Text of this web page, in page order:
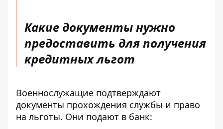
Какие документы нужно
предоставить для получения
кредитных льгот
Военнослужащие подтверждают
документы прохождения службы и право
на льготы. Они подают в банк: